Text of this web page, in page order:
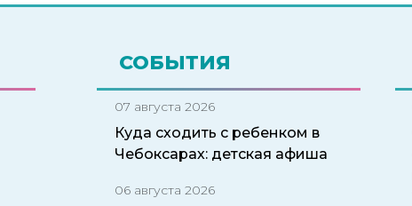
СОБЫТИЯ
07 августа 2026
Куда сходить с ребенком в
Чебоксарах: детская афиша
06 августа 2026